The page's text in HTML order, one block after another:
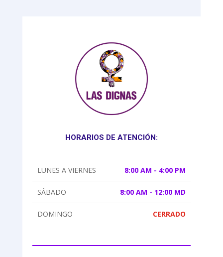
HORARIOS DE ATENCIÓN:
LUNES A VIERNES 8:00 AM - 4:00 PM
SÁBADO 8:00 AM - 12:00 MD
DOMINGO CERRADO